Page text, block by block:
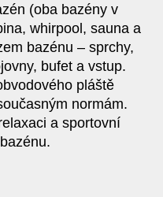
(oba bazény v
whirpool, sauna a
bazénu – sprchy,
bufet a vstup.
pláště
normám.
a sportovní